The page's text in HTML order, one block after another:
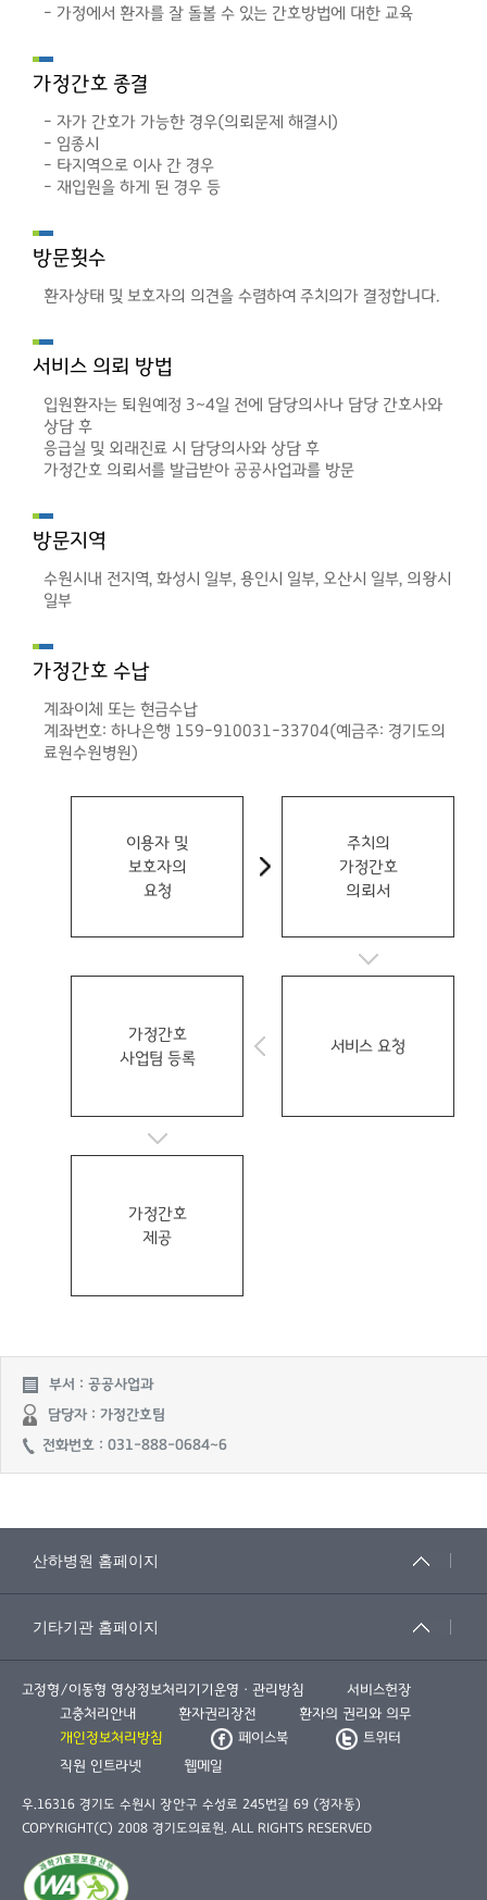
- 가정에서 환자를 잘 돌볼 수 있는 간호방법에 대한 교육
가정간호 종결
- 자가 간호가 가능한 경우(의뢰문제 해결시)
- 임종시
- 타지역으로 이사 간 경우
- 재입원을 하게 된 경우 등
방문횟수
환자상태 및 보호자의 의견을 수렴하여 주치의가 결정합니다.
서비스 의뢰 방법
입원환자는 퇴원예정 3~4일 전에 담당의사나 담당 간호사와
상담 후
응급실 및 외래진료 시 담당의사와 상담 후
가정간호 의뢰서를 발급받아 공공사업과를 방문
방문지역
수원시내 전지역, 화성시 일부, 용인시 일부, 오산시 일부, 의왕시
일부
가정간호 수납
계좌이체 또는 현금수납
계좌번호: 하나은행 159-910031-33704(예금주: 경기도의
료원수원병원)
이용자 및
보호자의
요청
주치의
가정간호
의뢰서
서비스 요청
가정간호
사업팀 등록
가정간호
제공
부서 : 공공사업과
담당자 : 가정간호팀
전화번호 : 031-888-0684~6
고정형/이동형 영상정보처리기기운영ㆍ관리방침
서비스헌장
고충처리안내
환자권리장전
환자의 권리와 의무
개인정보처리방침
페이스북
트위터
직원 인트라넷
웹메일
우.16316 경기도 수원시 장안구 수성로 245번길 69 (정자동)
COPYRIGHT(C) 2008 경기도의료원. ALL RIGHTS RESERVED